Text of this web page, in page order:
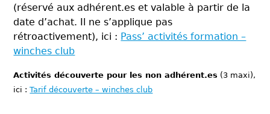
(réservé aux adhérent.es et valable à partir de la
date d’achat. Il ne s’applique pas
rétroactivement), ici : Pass’ activités formation –
winches club
Activités découverte pour les non adhérent.es (3 maxi),
ici :Tarif découverte – winches club